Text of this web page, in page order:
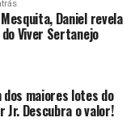
Daniel revela
Viver Sertanejo
dos maiores lotes do
Descubra o valor!